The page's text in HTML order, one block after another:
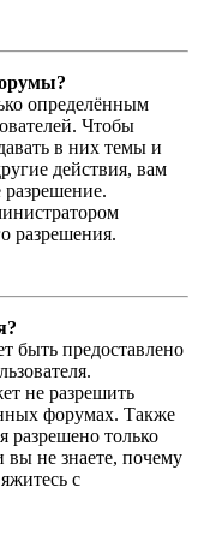
определённым
Чтобы
в них темы и
действия, вам
разрешение.
разрешения.
быть предоставлено
не разрешить
форумах. Также
разрешено только
не знаете, почему
с